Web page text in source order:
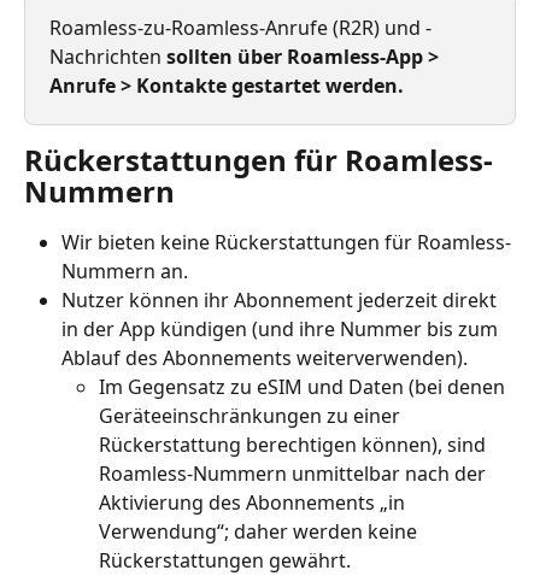
Roamless-zu-Roamless-Anrufe (R2R) und -
Nachrichten sollten über Roamless-App >
Anrufe > Kontakte gestartet werden.
Rückerstattungen für Roamless-
Nummern
Wir bieten keine Rückerstattungen für Roamless-
Nummern an.
Nutzer können ihr Abonnement jederzeit direkt
in der App kündigen (und ihre Nummer bis zum
Ablauf des Abonnements weiterverwenden).
Im Gegensatz zu eSIM und Daten (bei denen
Geräteeinschränkungen zu einer
Rückerstattung berechtigen können), sind
Roamless-Nummern unmittelbar nach der
Aktivierung des Abonnements „in
Verwendung“; daher werden keine
Rückerstattungen gewährt.